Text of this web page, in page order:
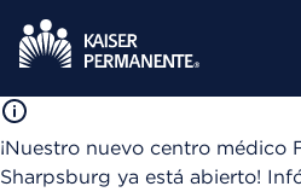
¡Nuestro nuevo centro médico
Sharpsburg ya está abierto!